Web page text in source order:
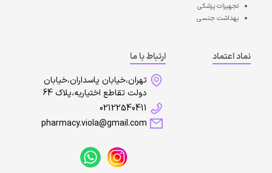
تجهیزات پزشکی
بهداشت جنسی
نماد اعتماد
ارتباط با ما
تهران،خیابان پاسداران،خیابان
دولت تقاطع اختیاریه،پلاک 64
02122540411
pharmacy.viola@gmail.com